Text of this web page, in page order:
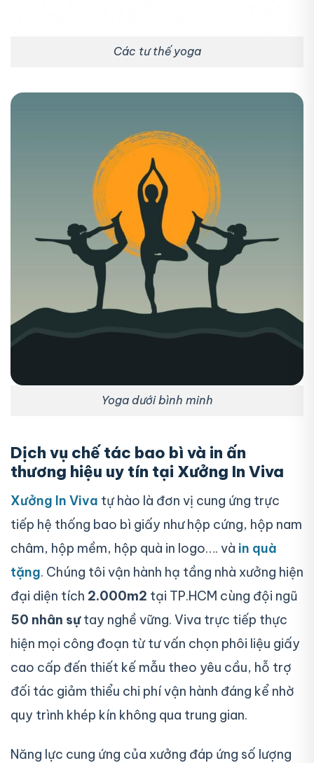
Các tư thế yoga
Yoga dưới bình minh
Dịch vụ chế tác bao bì và in ấn
thương hiệu uy tín tại Xưởng In Viva
Xưởng In Viva tự hào là đơn vị cung ứng trực
tiếp hệ thống bao bì giấy như hộp cứng, hộp nam
châm, hộp mềm, hộp quà in logo…. và in quà
tặng. Chúng tôi vận hành hạ tầng nhà xưởng hiện
đại diện tích 2.000m2 tại TP.HCM cùng đội ngũ
50 nhân sựtay nghề vững. Viva trực tiếp thực
hiện mọi công đoạn từ tư vấn chọn phôi liệu giấy
cao cấp đến thiết kế mẫu theo yêu cầu, hỗ trợ
đối tác giảm thiểu chi phí vận hành đáng kể nhờ
quy trình khép kín không qua trung gian.
Năng lực cung ứng của xưởng đáp ứng số lượng